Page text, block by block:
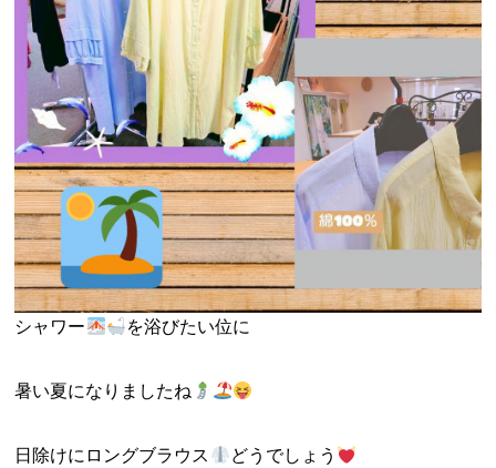
シャワー を浴びたい位に
暑い夏になりましたね
日除けにロングブラウス どうでしょう